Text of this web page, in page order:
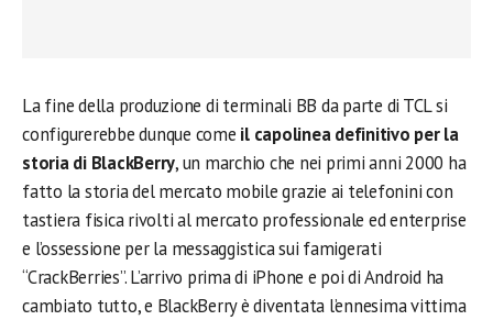
La fine della produzione di terminali BB da parte di TCL si
configurerebbe dunque come il capolinea definitivo per la
storia di BlackBerry, un marchio che nei primi anni 2000 ha
fatto la storia del mercato mobile grazie ai telefonini con
tastiera fisica rivolti al mercato professionale ed enterprise
e l’ossessione per la messaggistica sui famigerati
“CrackBerries”. L’arrivo prima di iPhone e poi di Android ha
cambiato tutto, e BlackBerry è diventata l’ennesima vittima